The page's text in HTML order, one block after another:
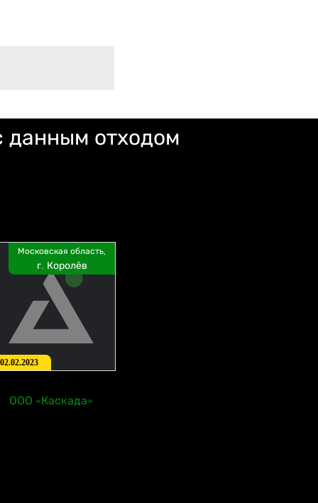
отходом
Московская область,
г. Королёв
02.02.2023
ООО «Каскада»